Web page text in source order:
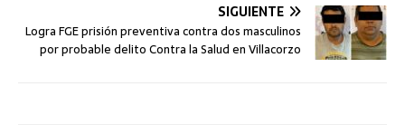
SIGUIENTE
Logra FGE prisión preventiva contra dos masculinos
por probable delito Contra la Salud en Villacorzo